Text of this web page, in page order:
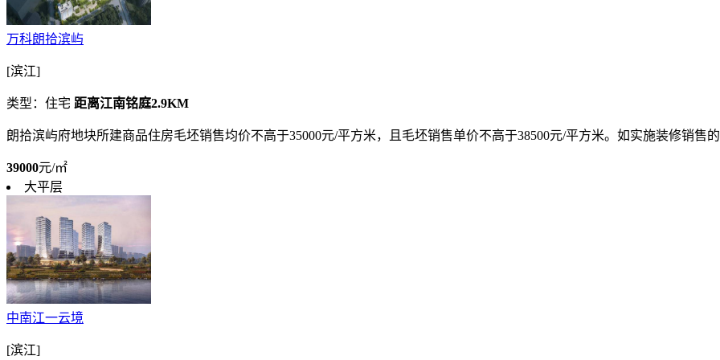
万科朗拾滨屿
[滨江]
类型：住宅 距离江南铭庭2.9KM
朗拾滨屿府地块所建商品住房毛坯销售均价不高于35000元/平方米，且毛坯销售单价不高于38500元/平方米。如实施装修销售
39000元/㎡
大平层
中南江一云境
[滨江]